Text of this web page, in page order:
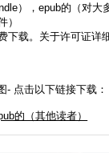
），epub的（对大
）
下载。关于许可证详
- 点击以下链接下载：
的（其他读者）